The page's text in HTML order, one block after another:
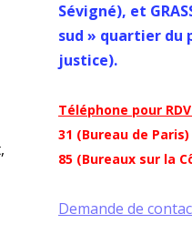
Sévigné), et
sud » quartier du
justice).
Téléphone pour RDV
31 (Bureau de Paris)
85 (Bureaux sur la
Demande de